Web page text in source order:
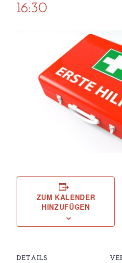
16:30
ZUM KALENDER
HINZUFÜGEN
DETAILS